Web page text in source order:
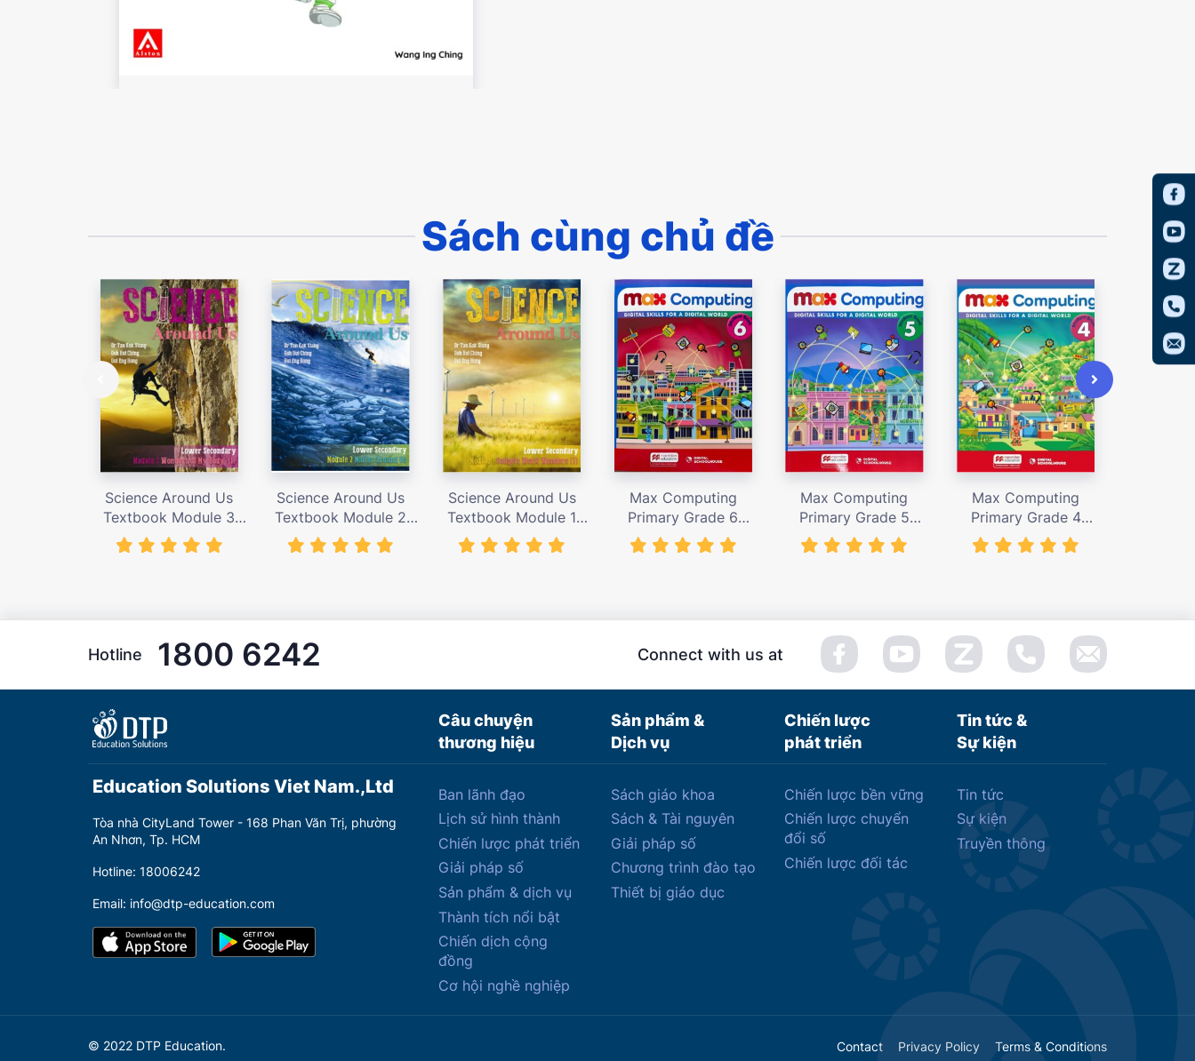
Sách cùng chủ đề
Science Around Us
Textbook Module 3
(N.T.) – giá bán 155,000
vnđ
Science Around Us
Textbook Module 2
(N.T.) – giá bán 155,000
vnđ
Science Around Us
Textbook Module 1
(N.T.) – giá bán 155,000
vnđ
Max Computing
Primary Grade 6
Student’s Book – giá
bán 367,000 vnđ
Max Computing
Primary Grade 5
Student’s Book – giá
bán 367,000 vnđ
Max Computing
Primary Grade 4
Student’s Book – giá
bán 367,000 vnđ
Hotline 1800 6242 Connect with us at
Câu chuyện
thương hiệu
Sản phẩm &
Dịch vụ
Chiến lược
phát triển
Tin tức &
Sự kiện
Education Solutions Viet Nam.,Ltd
Tòa nhà CityLand Tower - 168 Phan Văn Trị, phường
An Nhơn, Tp. HCM
Hotline: 18006242
Email: info@dtp-education.com
Ban lãnh đạo
Lịch sử hình thành
Chiến lược phát triển
Giải pháp số
Sản phẩm & dịch vụ
Thành tích nổi bật
Chiến dịch cộng
đồng
Cơ hội nghề nghiệp
Sách giáo khoa
Sách & Tài nguyên
Giải pháp số
Chương trình đào tạo
Thiết bị giáo dục
Chiến lược bền vững
Chiến lược chuyển
đổi số
Chiến lược đối tác
Tin tức
Sự kiện
Truyền thông
© 2022 DTP Education. Contact Privacy Policy Terms & Conditions